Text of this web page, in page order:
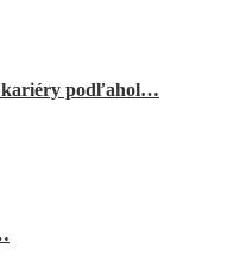
kariéry podľahol…